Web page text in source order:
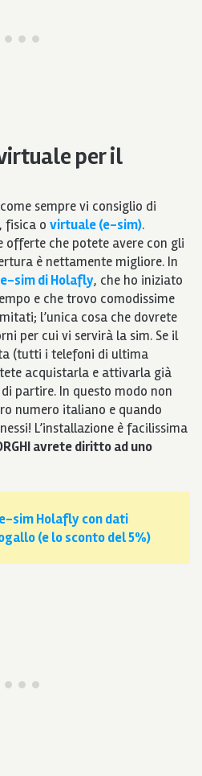
per il
sempre vi consiglio di
fisica o virtuale (e-sim).
offerte che potete avere con gli
è nettamente migliore. In
e-sim di Holafly, che ho iniziato
e che trovo comodissime
l’unica cosa che dovrete
per cui vi servirà la sim. Se il
(tutti i telefoni di ultima
acquistarla e attivarla già
partire. In questo modo non
numero italiano e quando
L’installazione è facilissima
avrete diritto ad uno
e-sim Holafly con dati
(e lo sconto del 5%)